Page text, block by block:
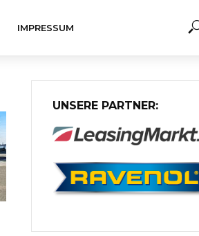
IMPRESSUM
UNSERE PARTNER: